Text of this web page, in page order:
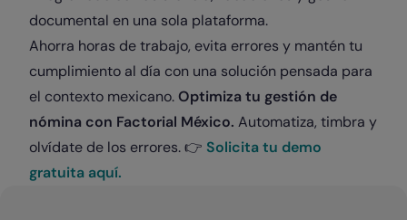
documental en una sola plataforma.
Ahorra horas de trabajo, evita errores y mantén tu
cumplimiento al día con una solución pensada para
el contexto mexicano.Optimiza tu gestión de
nómina con Factorial México. Automatiza, timbra y
olvídate de los errores. 👉 Solicita tu demo
gratuita aquí.